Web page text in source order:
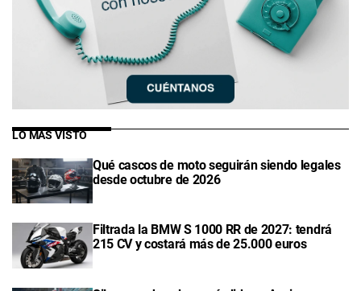
LO MÁS VISTO
Qué cascos de moto seguirán siendo legales
desde octubre de 2026
Filtrada la BMW S 1000 RR de 2027: tendrá
215 CV y costará más de 25.000 euros